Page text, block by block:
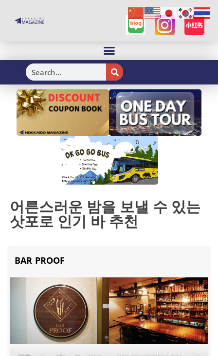
H
어른스러운 밤을 보낼 수 있는
삿포로 인기 바 추천
BAR PROOF